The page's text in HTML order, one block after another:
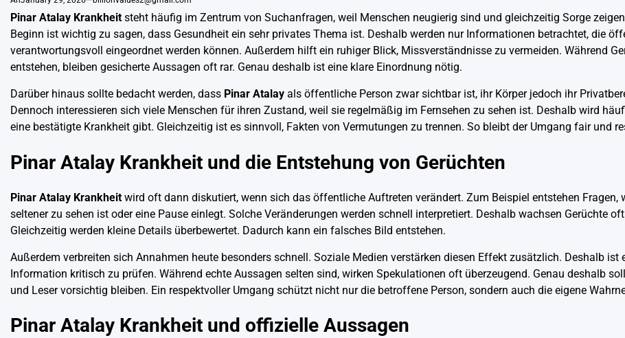
Pinar Atalay Krankheit steht häufig im Zentrum von Suchanfragen, weil Menschen neugierig sind und gleichzeitig Sorge
Beginn ist wichtig zu sagen, dass Gesundheit ein sehr privates Thema ist. Deshalb werden nur Informationen betrachtet, die
verantwortungsvoll eingeordnet werden können. Außerdem hilft ein ruhiger Blick, Missverständnisse zu vermeiden. Während
entstehen, bleiben gesicherte Aussagen oft rar. Genau deshalb ist eine klare Einordnung nötig.
Darüber hinaus sollte bedacht werden, dass Pinar Atalay als öffentliche Person zwar sichtbar ist, ihr Körper jedoch ihr
Dennoch interessieren sich viele Menschen für ihren Zustand, weil sie regelmäßig im Fernsehen zu sehen ist. Deshalb wird
eine bestätigte Krankheit gibt. Gleichzeitig ist es sinnvoll, Fakten von Vermutungen zu trennen. So bleibt der Umgang fair und
Pinar Atalay Krankheit und die Entstehung von Gerüchten
Pinar Atalay Krankheit wird oft dann diskutiert, wenn sich das öffentliche Auftreten verändert. Zum Beispiel entstehen Fragen,
seltener zu sehen ist oder eine Pause einlegt. Solche Veränderungen werden schnell interpretiert. Deshalb wachsen Gerüchte
Gleichzeitig werden kleine Details überbewertet. Dadurch kann ein falsches Bild entstehen.
Außerdem verbreiten sich Annahmen heute besonders schnell. Soziale Medien verstärken diesen Effekt zusätzlich. Deshalb ist
Information kritisch zu prüfen. Während echte Aussagen selten sind, wirken Spekulationen oft überzeugend. Genau deshalb
und Leser vorsichtig bleiben. Ein respektvoller Umgang schützt nicht nur die betroffene Person, sondern auch die eigene
Pinar Atalay Krankheit und offizielle Aussagen